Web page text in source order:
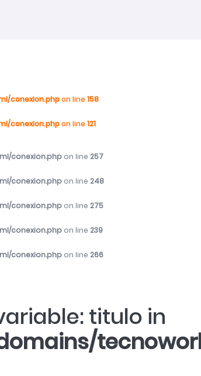
en toda la región
en toda la región
del SernamEG durante 2025
conexion.phpon line 158
conexion.phpon line 121
conexion.php on line 257
conexion.php on line 248
conexion.php on line 275
conexion.php on line 239
conexion.php on line 266
titulo in